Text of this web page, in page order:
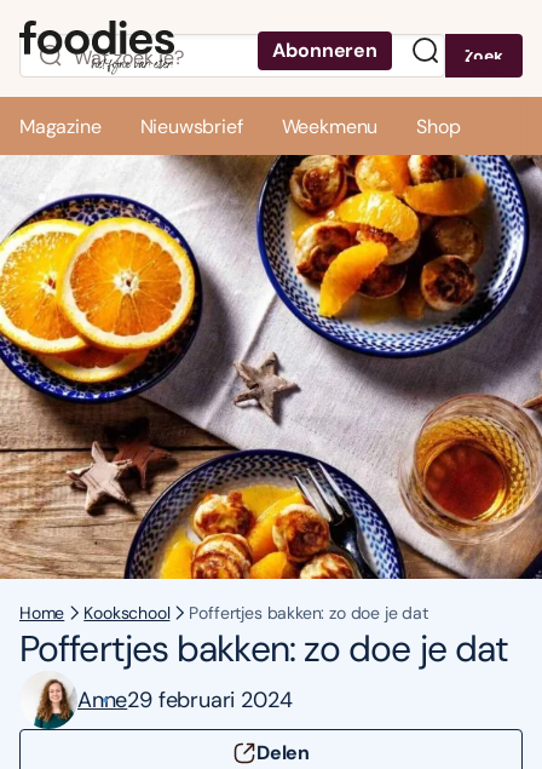
Abonneren Zoek
Magazine Nieuwsbrief Weekmenu Shop
Home Kookschool Poffertjes bakken: zo doe je dat
Poffertjes bakken: zo doe je dat
Anne29 februari 2024
Delen